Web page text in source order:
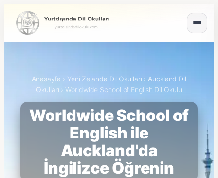
Anasayfa › Yeni Zelanda Dil Okulları › Auckland Dil
Okulları ›Worldwide School of English Dil Okulu
Worldwide School of
English ile
Auckland'da
İngilizce Öğrenin